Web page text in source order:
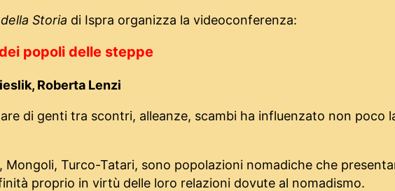
Storia di Ispra organizza la videoconferenza:
popoli delle steppe
Roberta Lenzi
di genti tra scontri, alleanze, scambi ha influenzato non poco
Mongoli, Turco-Tatari, sono popolazioni nomadiche che
proprio in virtù delle loro relazioni dovute al nomadismo.